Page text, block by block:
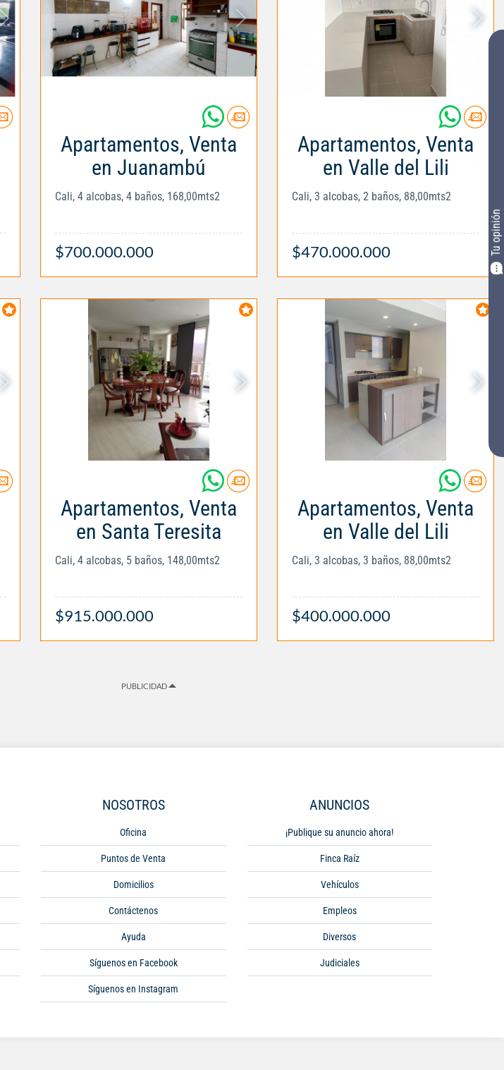
Tu opinión
Apartamentos, Venta
en Juanambú
Cali, 4 alcobas, 4 baños, 168,00mts2
$700.000.000
Apartamentos, Venta
en Valle del Lili
Cali, 3 alcobas, 2 baños, 88,00mts2
$470.000.000
Apartamentos, Venta
en Santa Teresita
Cali, 4 alcobas, 5 baños, 148,00mts2
$915.000.000
Apartamentos, Venta
en Valle del Lili
Cali, 3 alcobas, 3 baños, 88,00mts2
$400.000.000
PUBLICIDAD
NOSOTROS
Oficina
Puntos de Venta
Domicilios
Contáctenos
Ayuda
Síguenos en Facebook
Síguenos en Instagram
ANUNCIOS
¡Publique su anuncio ahora!
Finca Raíz
Vehículos
Empleos
Diversos
Judiciales